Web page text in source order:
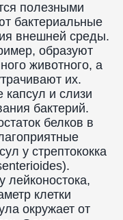
полезными
бактериальные
внешней среды.
образуют
животного, а
их.
капсул и слизи
бактерий.
белков в
у стрептококка
лейконостока,
клетки
окружает от